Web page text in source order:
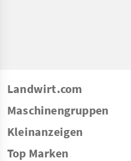
Landwirt.com
Maschinengruppen
Kleinanzeigen
Top Marken